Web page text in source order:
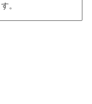
。